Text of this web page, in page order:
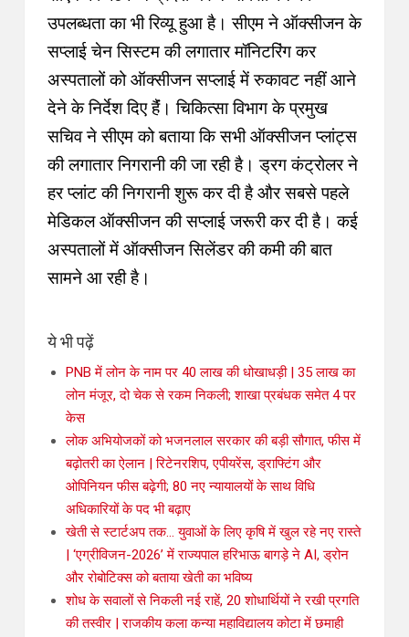
उपलब्धता का भी रिव्यू हुआ है। सीएम ने ऑक्सीजन के
सप्लाई चेन सिस्टम की लगातार मॉनिटरिंग कर
अस्पतालों को ऑक्सीजन सप्लाई में रुकावट नहीं आने
देने के निर्देश दिए हैंं। चिकित्सा विभाग के प्रमुख
सचिव ने सीएम को बताया कि सभी ऑक्सीजन प्लांट्स
की लगातार निगरानी की जा रही है। ड्रग कंट्रोलर ने
हर प्लांट की निगरानी शुरू कर दी है और सबसे पहले
मेडिकल ऑक्सीजन की सप्लाई जरूरी कर दी है। कई
अस्पतालों में ऑक्सीजन सिलेंडर की कमी की बात
सामने आ रही है।
ये भी पढ़ें
PNB में लोन के नाम पर 40 लाख की धोखाधड़ी | 35 लाख का
लोन मंजूर, दो चेक से रकम निकली; शाखा प्रबंधक समेत 4 पर
केस
लोक अभियोजकों को भजनलाल सरकार की बड़ी सौगात, फीस में
बढ़ोतरी का ऐलान | रिटेनरशिप, एपीयरेंस, ड्राफ्टिंग और
ओपिनियन फीस बढ़ेगी; 80 नए न्यायालयों के साथ विधि
अधिकारियों के पद भी बढ़ाए
खेती से स्टार्टअप तक… युवाओं के लिए कृषि में खुल रहे नए रास्ते
| ‘एग्रीविजन-2026’ में राज्यपाल हरिभाऊ बागड़े ने AI, ड्रोन
और रोबोटिक्स को बताया खेती का भविष्य
शोध के सवालों से निकली नई राहें, 20 शोधार्थियों ने रखी प्रगति
की तस्वीर | राजकीय कला कन्या महाविद्यालय कोटा में छमाही